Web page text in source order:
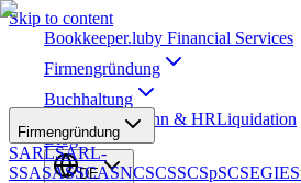
Skip to content
Bookkeeper.luby Financial Services
Firmengründung
Buchhaltung
Steuerwesen Lohn & HRLiquidation
Blog
DE
Firmengründung
SARLSARL-
SSASASSCASNCSCSSCSpSCSEGIE